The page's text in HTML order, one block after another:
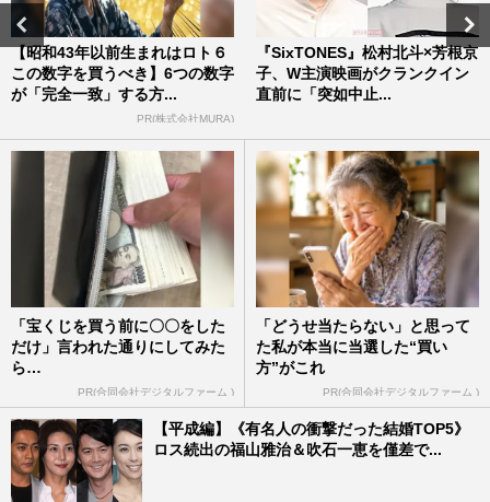
【昭和43年以前生まれはロト６
この数字を買うべき】6つの数字
が「完全一致」する方...
PR(株式会社MURA)
『SixTONES』松村北斗×芳根京
子、W主演映画がクランクイン
直前に「突如中止...
「宝くじを買う前に〇〇をした
だけ」言われた通りにしてみた
ら…
PR(合同会社デジタルファーム )
「どうせ当たらない」と思って
た私が本当に当選した“買い
方”がこれ
PR(合同会社デジタルファーム )
【平成編】《有名人の衝撃だった結婚TOP5》
ロス続出の福山雅治＆吹石一恵を僅差で...